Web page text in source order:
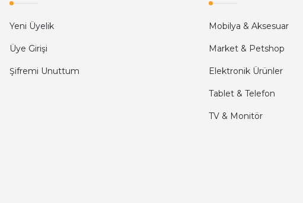
kargo hızlı
mehmet yıldız | 19/06/2025
seiko astron kordon 7x52
Yeni Üyelik
Üye Girişi
Şifremi Unuttum
Mobilya & Aksesuar
Market & Petshop
Elektronik Ürünler
Tablet & Telefon
TV & Monitör